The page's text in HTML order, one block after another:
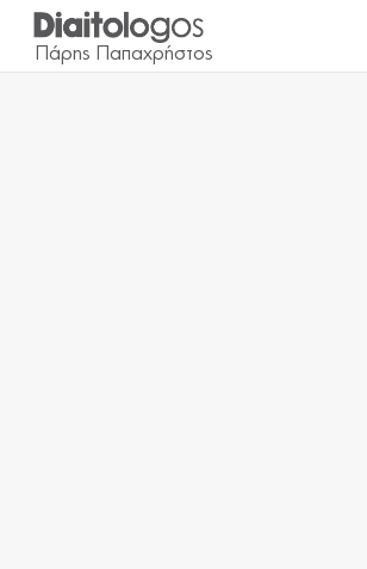
Τι είναι; Ενεργειακή vs Θρεπτική